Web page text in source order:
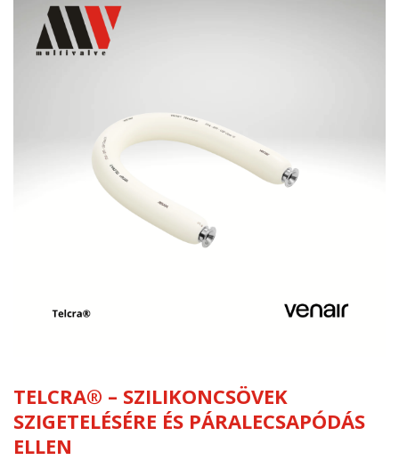
TELCRA® – SZILIKONCSÖVEK
SZIGETELÉSÉRE ÉS PÁRALECSAPÓDÁS
ELLEN